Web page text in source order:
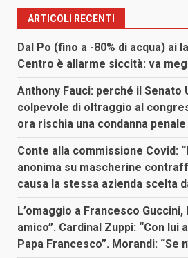
ARTICOLI RECENTI
Dal Po (fino a -80% di acqua) ai
Centro è allarme siccità: va
Anthony Fauci: perché il Senato
colpevole di oltraggio al
ora rischia una condanna penale
Conte alla commissione Covid:
anonima su mascherine
causa la stessa azienda scelta
L’omaggio a Francesco
amico”. Cardinal Zuppi: “Con lui
Papa Francesco”. Morandi: “Se